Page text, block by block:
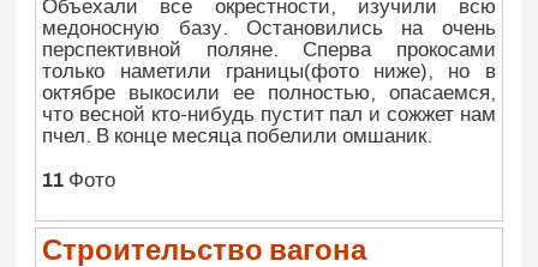
Объехали все окрестности, изучили всю
медоносную базу. Остановились на очень
перспективной поляне. Сперва прокосами
только наметили границы(фото ниже), но в
октябре выкосили ее полностью, опасаемся,
что весной кто-нибудь пустит пал и сожжет нам
пчел. В конце месяца побелили омшаник.
11 Фото
Строительство вагона